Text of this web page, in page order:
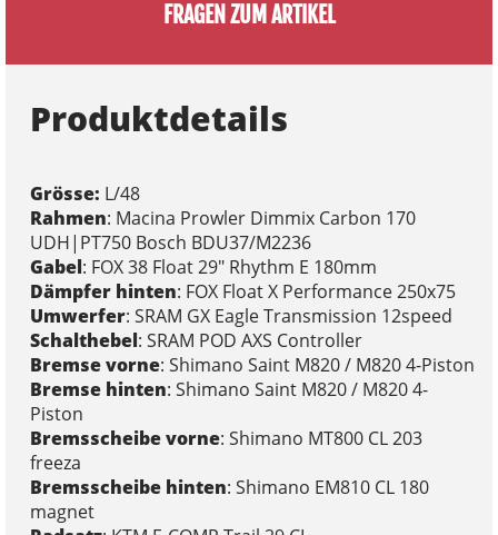
FRAGEN ZUM ARTIKEL
Produktdetails
Grösse: L/48
Rahmen: Macina Prowler Dimmix Carbon 170
UDH|PT750 Bosch BDU37/M2236
Gabel: FOX 38 Float 29" Rhythm E 180mm
Dämpfer hinten: FOX Float X Performance 250x75
Umwerfer: SRAM GX Eagle Transmission 12speed
Schalthebel: SRAM POD AXS Controller
Bremse vorne: Shimano Saint M820 / M820 4-Piston
Bremse hinten: Shimano Saint M820 / M820 4-
Piston
Bremsscheibe vorne: Shimano MT800 CL 203
freeza
Bremsscheibe hinten: Shimano EM810 CL 180
magnet